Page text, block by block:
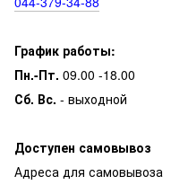
График работы:
Пн.-Пт. 09.00 -18.00
Сб. Вс. - выходной
Доступен самовывоз
Адреса для самовывоза